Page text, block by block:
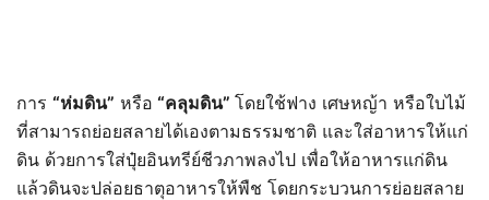
การ “ห่มดิน” หรือ “คลุมดิน” โดยใช้ฟาง เศษหญ้า หรือใบไม้
ที่สามารถย่อยสลายได้เองตามธรรมชาติ และใส่อาหารให้แก่
ดิน ด้วยการใส่ปุ๋ยอินทรีย์ชีวภาพลงไป เพื่อให้อาหารแก่ดิน
แล้วดินจะปล่อยธาตุอาหารให้พืช โดยกระบวนการย่อยสลาย